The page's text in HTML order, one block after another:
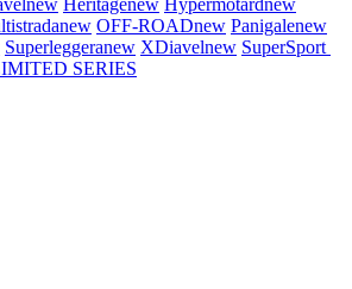
new Heritagenew Hypermotardnew
new OFF-ROADnew Panigalenew
Superleggeranew XDiavelnew SuperSport
SERIES